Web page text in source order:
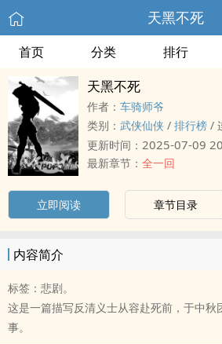
天黑不死
首页 分类 排行
天黑不死
作者： 车骑师爷
类别： 武侠仙侠 / 排行榜 /
更新时间： 2025-07-09
最新章节： 全一回
立即阅读 章节目录
内容简介
标签：悲剧。
这是一篇描写反清义士从容赴死前，于中秋
事。